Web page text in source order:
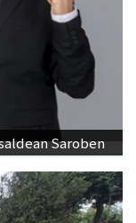
Saroben